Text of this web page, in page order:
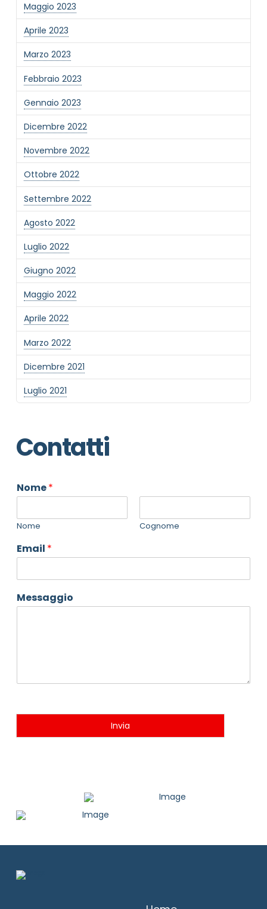
Maggio 2023
Aprile 2023
Marzo 2023
Febbraio 2023
Gennaio 2023
Dicembre 2022
Novembre 2022
Ottobre 2022
Settembre 2022
Agosto 2022
Luglio 2022
Giugno 2022
Maggio 2022
Aprile 2022
Marzo 2022
Dicembre 2021
Luglio 2021
Contatti
Nome*
Nome Cognome
Email *
Messaggio
Invia